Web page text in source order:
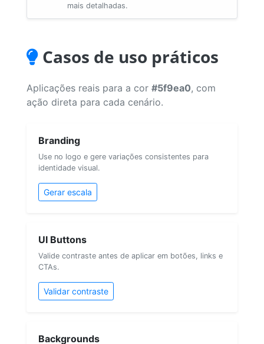
mais detalhadas.
Casos de uso práticos
Aplicações reais para a cor #5f9ea0, com
ação direta para cada cenário.
Branding
Use no logo e gere variações consistentes para
identidade visual.
Gerar escala
UI Buttons
Valide contraste antes de aplicar em botões, links e
CTAs.
Validar contraste
Backgrounds